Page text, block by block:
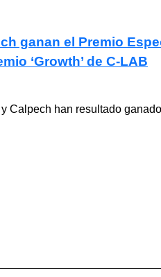
ganan el Premio
‘Growth’ de C-LAB
Calpech han resultado